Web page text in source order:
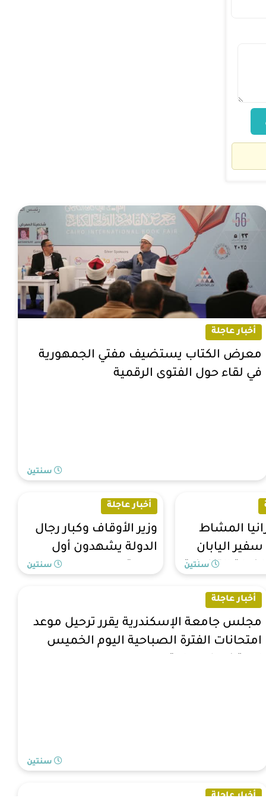
أخبار عاجلة
معرض الكتاب يستضيف مفتي الجمهورية
في لقاء حول الفتوى الرقمية
سنتين
المشاط
اليابان
التنفيذية
سنتين
أخبار عاجلة
وزير الأوقاف وكبار رجال
الدولة يشهدون أول
جمعة بمسجد مصرسنتين
أخبار عاجلة
مجلس جامعة الإسكندرية يقرر ترحيل موعد
امتحانات الفترة الصباحية اليوم الخميس
سنتين